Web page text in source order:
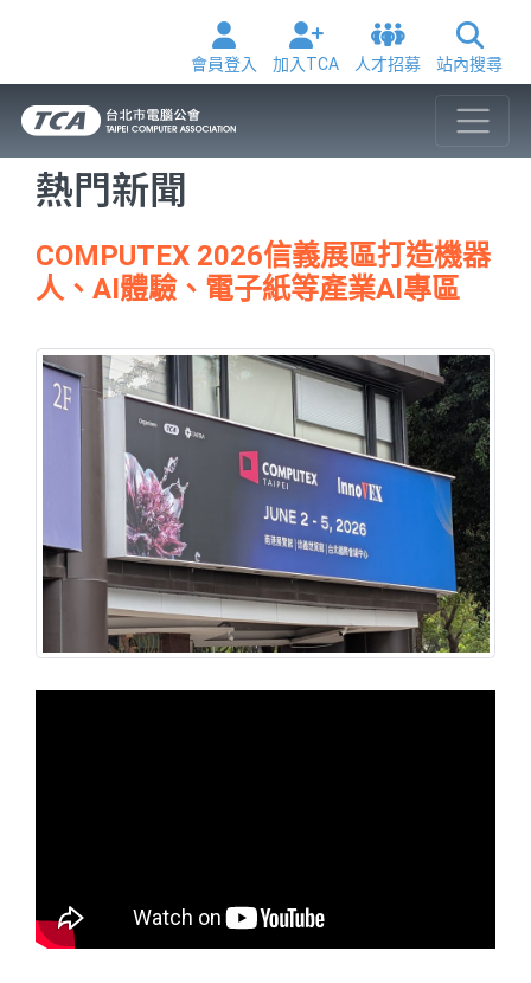
會員登入 加入TCA 人才招募 站內搜尋
熱門新聞
COMPUTEX 2026信義展區打造機器
人、AI體驗、電子紙等產業AI專區